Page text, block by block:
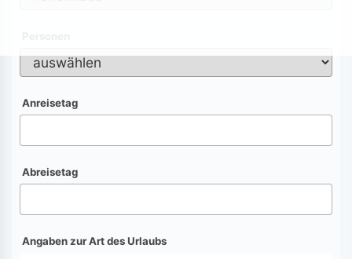
Anreisetag
Abreisetag
Angaben zur Art des Urlaubs